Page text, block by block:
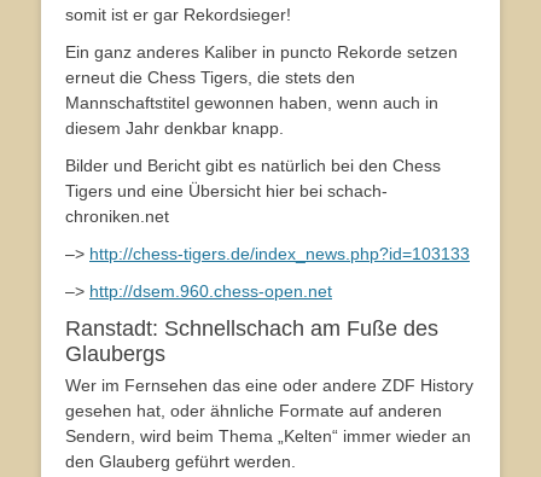
somit ist er gar Rekordsieger!
Ein ganz anderes Kaliber in puncto Rekorde setzen
erneut die Chess Tigers, die stets den
Mannschaftstitel gewonnen haben, wenn auch in
diesem Jahr denkbar knapp.
Bilder und Bericht gibt es natürlich bei den Chess
Tigers und eine Übersicht hier bei schach-
chroniken.net
–> http://chess-tigers.de/index_news.php?id=103133
–> http://dsem.960.chess-open.net
Ranstadt: Schnellschach am Fuße des
Glaubergs
Wer im Fernsehen das eine oder andere ZDF History
gesehen hat, oder ähnliche Formate auf anderen
Sendern, wird beim Thema „Kelten“ immer wieder an
den Glauberg geführt werden.